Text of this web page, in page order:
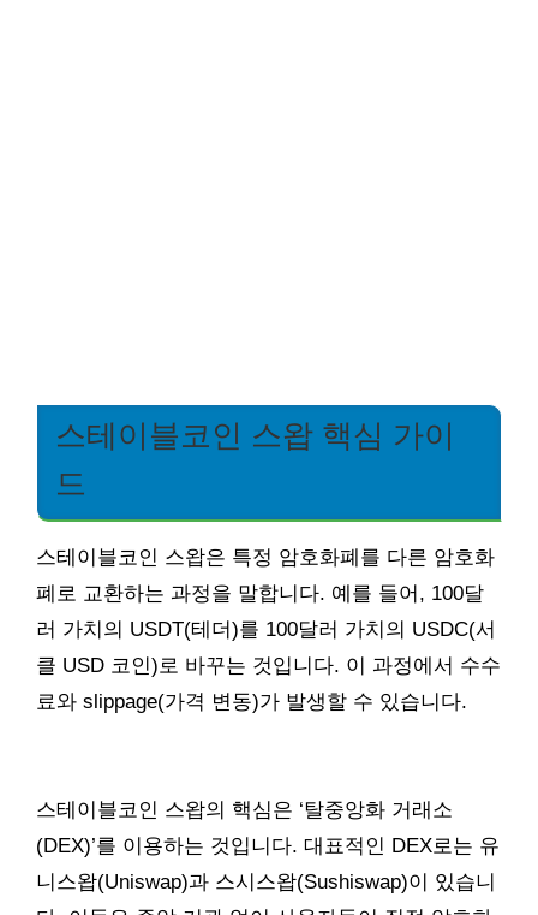
스테이블코인 스왑 핵심 가이
드
스테이블코인 스왑은 특정 암호화폐를 다른 암호화
폐로 교환하는 과정을 말합니다. 예를 들어, 100달
러 가치의 USDT(테더)를 100달러 가치의 USDC(서
클 USD 코인)로 바꾸는 것입니다. 이 과정에서 수수
료와 slippage(가격 변동)가 발생할 수 있습니다.
스테이블코인 스왑의 핵심은 ‘탈중앙화 거래소
(DEX)’를 이용하는 것입니다. 대표적인 DEX로는 유
니스왑(Uniswap)과 스시스왑(Sushiswap)이 있습니